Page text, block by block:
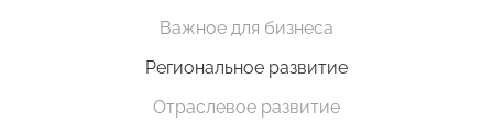
Важное для бизнеса
Региональное развитие
Отраслевое развитие